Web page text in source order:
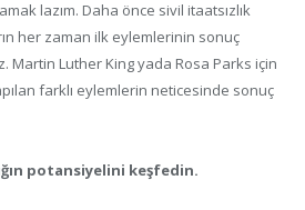
lazım. Daha önce sivil itaatsızlık
her zaman ilk eylemlerinin sonuç
Martin Luther King yada Rosa Parks için
farklı eylemlerin neticesinde sonuç
potansiyelini keşfedin.